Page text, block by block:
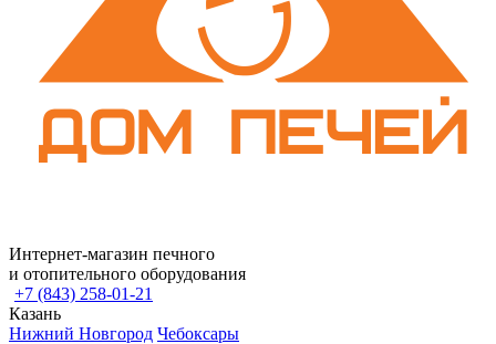
Интернет-магазин печного
и отопительного оборудования
+7 (843) 258-01-21
Казань
Нижний Новгород Чебоксары